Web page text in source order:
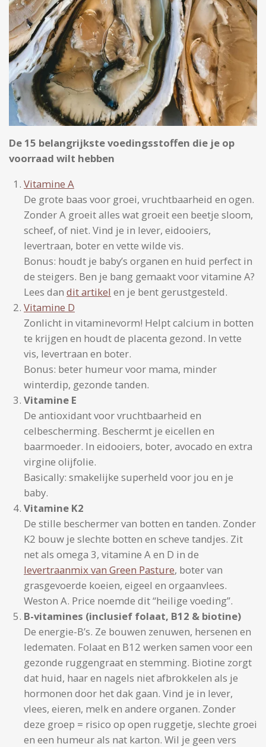
De 15 belangrijkste voedingsstoffen die je op
voorraad wilt hebben
Vitamine A
De grote baas voor groei, vruchtbaarheid en ogen.
Zonder A groeit alles wat groeit een beetje sloom,
scheef, of niet. Vind je in lever, eidooiers,
levertraan, boter en vette wilde vis.
Bonus: houdt je baby’s organen en huid perfect in
de steigers. Ben je bang gemaakt voor vitamine A?
Lees dan dit artikel en je bent gerustgesteld.
Vitamine D
Zonlicht in vitaminevorm! Helpt calcium in botten
te krijgen en houdt de placenta gezond. In vette
vis, levertraan en boter.
Bonus: beter humeur voor mama, minder
winterdip, gezonde tanden.
Vitamine E
De antioxidant voor vruchtbaarheid en
celbescherming. Beschermt je eicellen en
baarmoeder. In eidooiers, boter, avocado en extra
virgine olijfolie.
Basically: smakelijke superheld voor jou en je
baby.
Vitamine K2
De stille beschermer van botten en tanden. Zonder
K2 bouw je slechte botten en scheve tandjes. Zit
net als omega 3, vitamine A en D in de
levertraanmix van Green Pasture, boter van
grasgevoerde koeien, eigeel en orgaanvlees.
Weston A. Price noemde dit “heilige voeding”.
B-vitamines (inclusief folaat, B12 & biotine)
De energie-B’s. Ze bouwen zenuwen, hersenen en
ledematen. Folaat en B12 werken samen voor een
gezonde ruggengraat en stemming. Biotine zorgt
dat huid, haar en nagels niet afbrokkelen als je
hormonen door het dak gaan. Vind je in lever,
vlees, eieren, melk en andere organen. Zonder
deze groep = risico op open ruggetje, slechte groei
en een humeur als nat karton. Wil je geen vers